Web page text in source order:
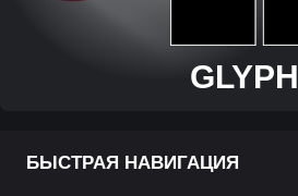
GLYPH
БЫСТРАЯ НАВИГАЦИЯ